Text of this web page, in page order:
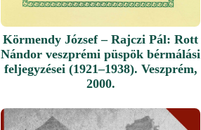
Körmendy József – Rajczi Pál: Rott
Nándor veszprémi püspök bérmálási
feljegyzései (1921–1938). Veszprém,
2000.